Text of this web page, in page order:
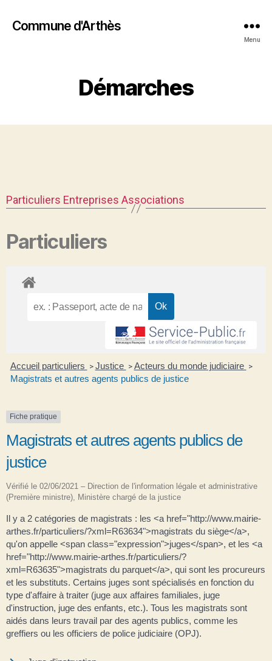
Commune d'Arthès
Menu
Démarches
Particuliers Entreprises Associations
Particuliers
Accueil particuliers > Justice > Acteurs du monde judiciaire >
Magistrats et autres agents publics de justice
Fiche pratique
Magistrats et autres agents publics de
justice
Vérifié le 02/06/2021 – Direction de l'information légale et administrative
(Première ministre), Ministère chargé de la justice
Il y a 2 catégories de magistrats : les <a href="http://www.mairie-
arthes.fr/particuliers/?xml=R63634">magistrats du siège</a>,
qu'on appelle <span class="expression">juges</span>, et les <a
href="http://www.mairie-arthes.fr/particuliers/?
xml=R63635">magistrats du parquet</a>, qui sont les procureurs
et les substituts. Certains juges sont spécialisés en fonction du
type d'affaire à traiter (juge aux affaires familiales, juge
d'instruction, juge des enfants, etc.). Tous les magistrats sont
aidés dans leurs travail par des agents publics, comme les
greffiers ou les officiers de police judiciaire (OPJ).